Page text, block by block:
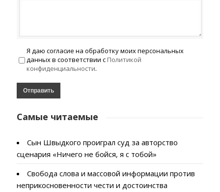
Я даю согласие на обработку моих персональных
данных в соответствии с Политикой
конфиденциальности.
Самые читаемые
Сын Швыдкого проиграл суд за авторство
сценария «Ничего не бойся, я с тобой»
Свобода слова и массовой информации против
неприкосновенности чести и достоинства